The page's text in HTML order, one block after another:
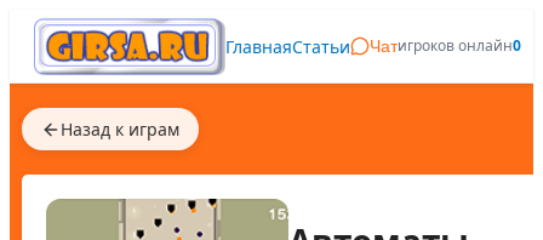
ГлавнаяСтатьи Чатигроков онлайн0
Назад к играм